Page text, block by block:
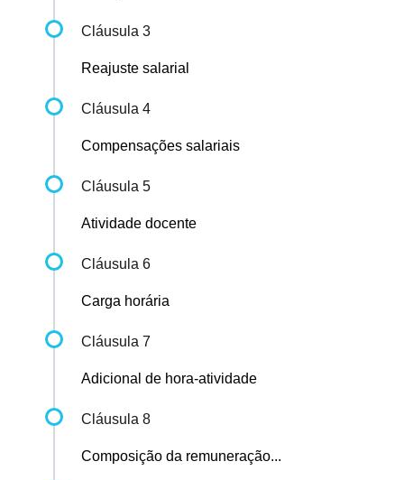
Cláusula 3
Reajuste salarial
Cláusula 4
Compensações salariais
Cláusula 5
Atividade docente
Cláusula 6
Carga horária
Cláusula 7
Adicional de hora-atividade
Cláusula 8
Composição da remuneração...